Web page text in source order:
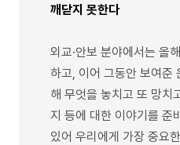
깨닫지 못한다
외교·안보 분야에서는 올
하고, 이어 그동안 보여준
해 무엇을 놓치고 또 망치
지 등에 대한 이야기를 준
있어 우리에게 가장 중요